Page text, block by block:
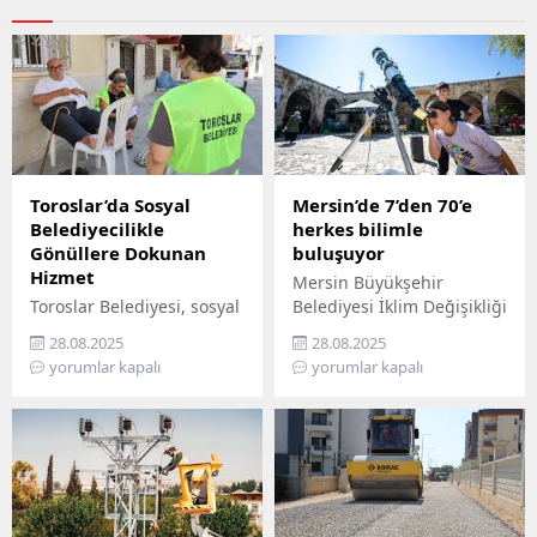
Toroslar’da Sosyal
Belediyecilikle
Gönüllere Dokunan
Hizmet
Toroslar Belediyesi, sosyal
belediyecilik anlayışıyla
vatandaşların gönüllerine
dokunmaya devam ediyor.
vatandaşlar, özel
gereksinimli bireyler ile
gazi ve şehit aileleri,
belediyenin şefkatli elini
her zaman yanlarında
28.08.2025
yorumlar kapalı
Mersin’de 7’den 70’e
herkes bilimle
buluşuyor
Mersin Büyükşehir
Belediyesi İklim Değişikliği
ve Sıfır Atık Dairesi
Başkanlığı, Mercan 100.
Yıl İklim ve Çevre Bilim
edemeyenler için bilimi
yurttaşın ayağına
götürüyor. ‘Gökyüzü
Hepimizin, Bilim Her
Yerde’ sloganıyla yola
28.08.2025
yorumlar kapalı